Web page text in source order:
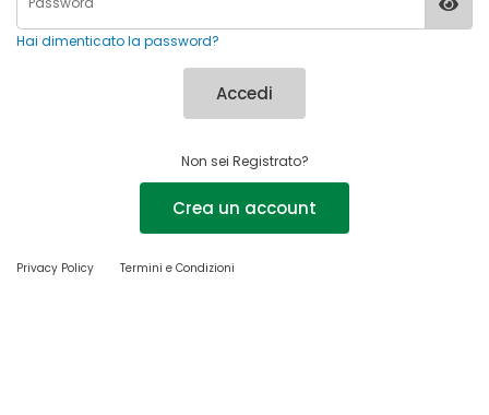
Hai dimenticato la password?
Accedi
Non sei Registrato?
Crea un account
Privacy Policy Termini e Condizioni